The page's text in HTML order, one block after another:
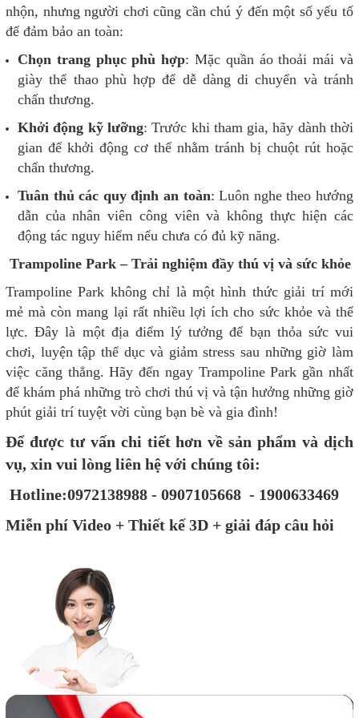
nhộn, nhưng người chơi cũng cần chú ý đến một số yếu tố
để đảm bảo an toàn:
Chọn trang phục phù hợp: Mặc quần áo thoải mái và
giày thể thao phù hợp để dễ dàng di chuyển và tránh
chấn thương.
Khởi động kỹ lưỡng: Trước khi tham gia, hãy dành thời
gian để khởi động cơ thể nhằm tránh bị chuột rút hoặc
chấn thương.
Tuân thủ các quy định an toàn: Luôn nghe theo hướng
dẫn của nhân viên công viên và không thực hiện các
động tác nguy hiểm nếu chưa có đủ kỹ năng.
Trampoline Park – Trải nghiệm đầy thú vị và sức khỏe
Trampoline Park không chỉ là một hình thức giải trí mới
mẻ mà còn mang lại rất nhiều lợi ích cho sức khỏe và thể
lực. Đây là một địa điểm lý tưởng để bạn thỏa sức vui
chơi, luyện tập thể dục và giảm stress sau những giờ làm
việc căng thẳng. Hãy đến ngay Trampoline Park gần nhất
để khám phá những trò chơi thú vị và tận hưởng những giờ
phút giải trí tuyệt vời cùng bạn bè và gia đình!
Để được tư vấn chi tiết hơn về sản phẩm và dịch
vụ, xin vui lòng liên hệ với chúng tôi:
Hotline:0972138988 - 0907105668 - 1900633469
Miễn phí Video + Thiết kế 3D + giải đáp câu hỏi